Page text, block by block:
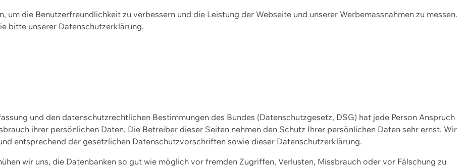
um die Benutzerfreundlichkeit zu verbessern und die Leistung der Webseite und unserer Werbemassnahmen zu messen.
bitte unserer Datenschutzerklärung.
und den datenschutzrechtlichen Bestimmungen des Bundes (Datenschutzgesetz, DSG) hat jede Person Anspruch
ihrer persönlichen Daten. Die Betreiber dieser Seiten nehmen den Schutz Ihrer persönlichen Daten sehr ernst. Wir
entsprechend der gesetzlichen Datenschutzvorschriften sowie dieser Datenschutzerklärung.
wir uns, die Datenbanken so gut wie möglich vor fremden Zugriffen, Verlusten, Missbrauch oder vor Fälschung zu